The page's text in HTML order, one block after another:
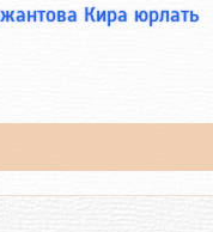
Кира юрлать